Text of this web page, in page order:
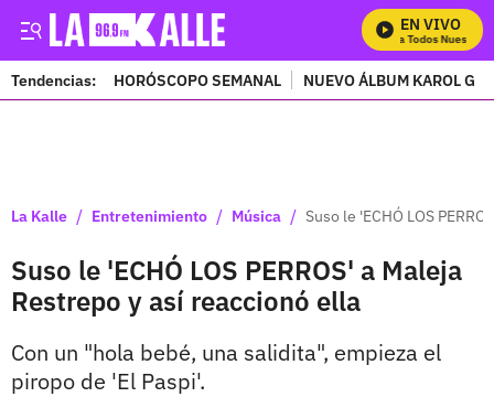
EN VIVO
Mira Todos Nuestros
Tendencias: HORÓSCOPO SEMANAL NUEVO ÁLBUM KAROL G
La Kalle / Entretenimiento / Música / Suso le 'ECHÓ LOS
Suso le 'ECHÓ LOS PERROS' a Maleja
Restrepo y así reaccionó ella
Con un "hola bebé, una salidita", empieza el
piropo de 'El Paspi'.